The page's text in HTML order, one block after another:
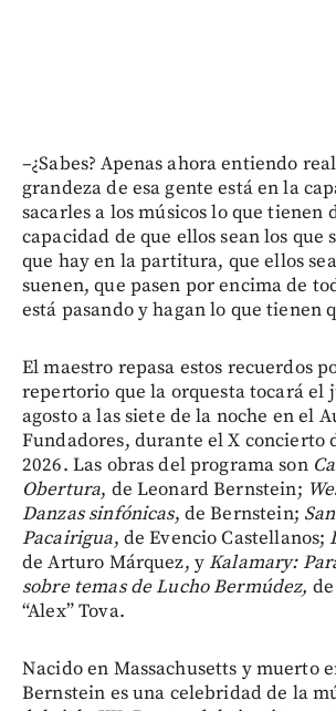
–¿Sabes? Apenas ahora entiendo
grandeza de esa gente está en la
sacarles a los músicos lo que tienen
capacidad de que ellos sean los que
que hay en la partitura, que ellos
suenen, que pasen por encima de
está pasando y hagan lo que tienen
El maestro repasa estos recuerdos
repertorio que la orquesta tocará el
agosto a las siete de la noche en el
Fundadores, durante el X concierto
2026. Las obras del programa son
Obertura, de Leonard Bernstein;
Danzas sinfónicas, de Bernstein;
Pacairigua, de Evencio Castellanos;
de Arturo Márquez, yKalamary:
sobre temas de Lucho Bermúdez,
“Alex” Tova.
Nacido en Massachusetts y muerto
Bernstein es una celebridad de la